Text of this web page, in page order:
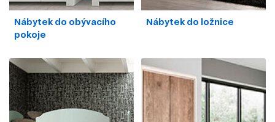
Nábytek do obývacího
pokoje
Nábytek do ložnice